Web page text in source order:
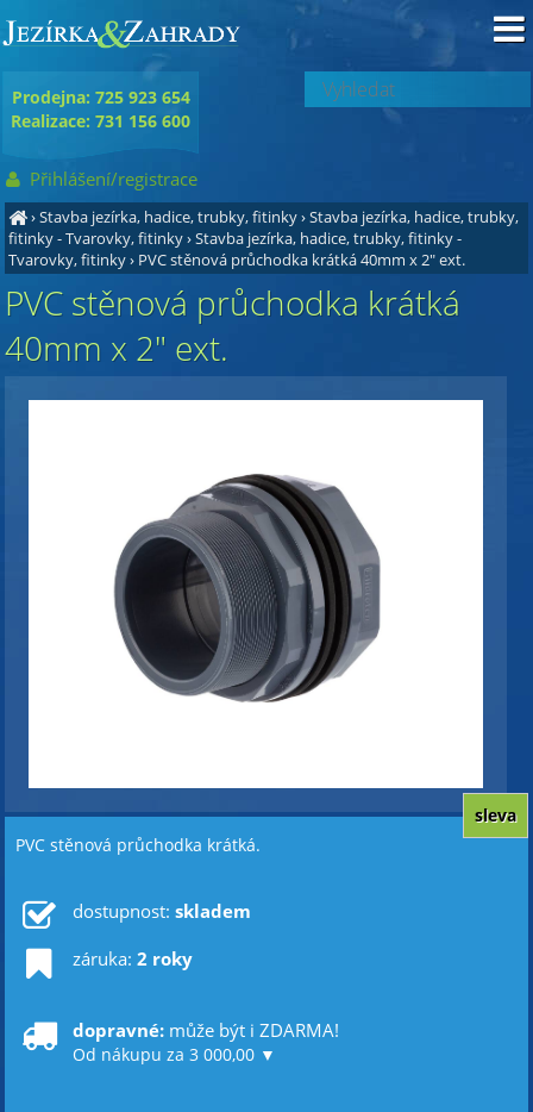
›Stavba jezírka, hadice, trubky, fitinky›Stavba jezírka, hadice, trubky,
fitinky - Tvarovky, fitinky›Stavba jezírka, hadice, trubky, fitinky -
Tvarovky, fitinky› PVC stěnová průchodka krátká 40mm x 2" ext.
PVC stěnová průchodka krátká
40mm x 2" ext.
PVC stěnová průchodka krátká.
sleva
dostupnost: skladem
záruka: 2 roky
dopravné: může být i ZDARMA!
Od nákupu za 3 000,00 ▼
Prodejna: 725 923 654
Realizace: 731 156 600
Přihlášení/registrace